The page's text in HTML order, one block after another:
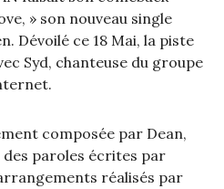
» son nouveau single
Dévoilé ce 18 Mai, la piste
Syd, chanteuse du groupe
composée par Dean,
des paroles écrites par
réalisés par